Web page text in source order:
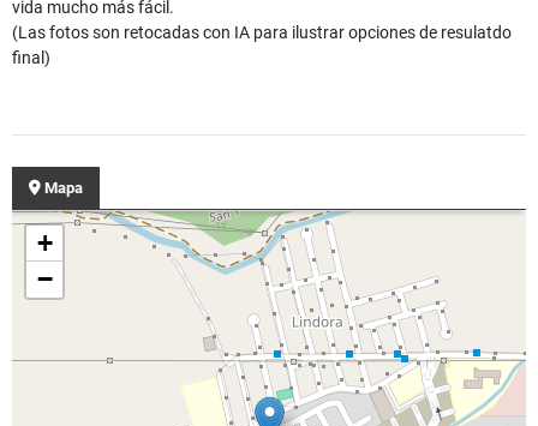
vida mucho más fácil.
(Las fotos son retocadas con IA para ilustrar opciones de resulatdo
final)
Mapa
+
−